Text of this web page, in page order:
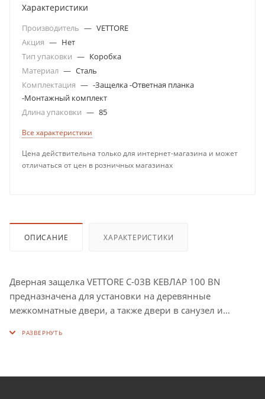
Характеристики
Производитель — VETTORE
Акция — Нет
Тип упаковки — Коробка
Материал — Сталь
Комплектация — -Защелка -Ответная планка
-Монтажный комплект
Длина упаковки — 85
Все характеристики
Цена действительна только для интернет-магазина и может
отличаться от цен в розничных магазинах
ОПИСАНИЕ ХАРАКТЕРИСТИКИ
Дверная защелка VЕTTORE C-03B КЕВЛАР 100 BN
предназначена для установки на деревянные
межкомнатные двери, а также двери в санузел и
дополнительной фиксации.